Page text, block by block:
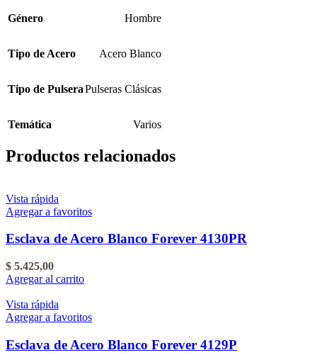
Género Hombre
Tipo de Acero Acero Blanco
Tipo de PulseraPulseras Clásicas
Temática Varios
Productos relacionados
Vista rápida
Agregar a favoritos
Esclava de Acero Blanco Forever 4130PR
$ 5.425,00
Agregar al carrito
Vista rápida
Agregar a favoritos
Esclava de Acero Blanco Forever 4129P